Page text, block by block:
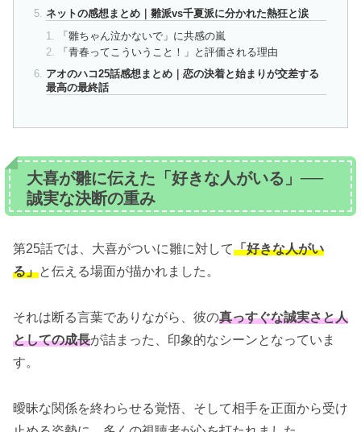
ネットの感想まとめ｜雛派vs千夏派に分かれた熱狂と涙
「雛ちゃん泣かないで」に共感の嵐
「青春ってこういうこと！」と評価される理由
アオのハコ25話感想まとめ｜恋の決着と始まりが交差する
最高の最終話
大喜が雛に伝えた「好きな人がいる」──
誠実な決断の重み
第25話では、大喜がついに雛に対して「好きな人がい
る」と伝える場面が描かれました。
それは断る言葉でありながら、彼の真っすぐな誠実さと人
としての成長が詰まった、印象的なシーンとなっていま
す。
曖昧な関係を終わらせる覚悟、そして相手を正面から受け